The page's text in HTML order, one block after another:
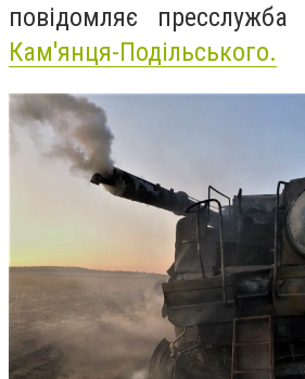
повідомляє пресслужба
Кам'янця-Подільського.